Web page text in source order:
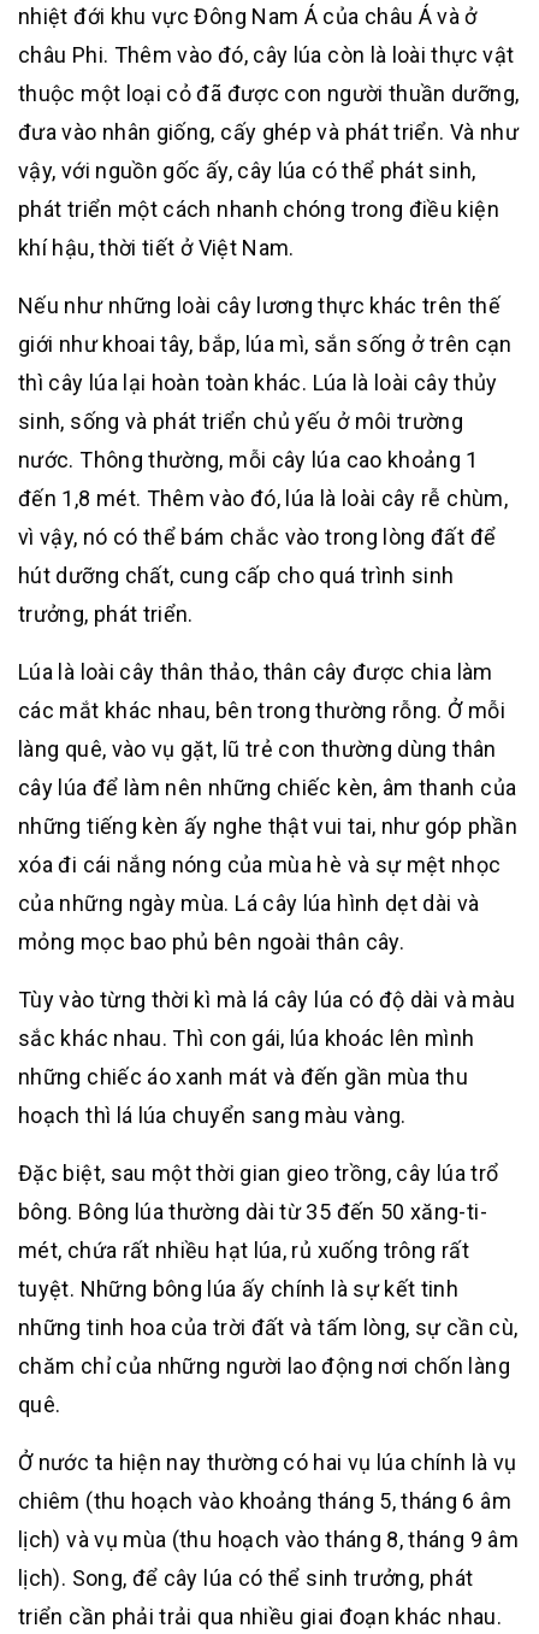
nhiệt đới khu vực Đông Nam Á của châu Á và ở
châu Phi. Thêm vào đó, cây lúa còn là loài thực vật
thuộc một loại cỏ đã được con người thuần dưỡng,
đưa vào nhân giống, cấy ghép và phát triển. Và như
vậy, với nguồn gốc ấy, cây lúa có thể phát sinh,
phát triển một cách nhanh chóng trong điều kiện
khí hậu, thời tiết ở Việt Nam.
Nếu như những loài cây lương thực khác trên thế
giới như khoai tây, bắp, lúa mì, sắn sống ở trên cạn
thì cây lúa lại hoàn toàn khác. Lúa là loài cây thủy
sinh, sống và phát triển chủ yếu ở môi trường
nước. Thông thường, mỗi cây lúa cao khoảng 1
đến 1,8 mét. Thêm vào đó, lúa là loài cây rễ chùm,
vì vậy, nó có thể bám chắc vào trong lòng đất để
hút dưỡng chất, cung cấp cho quá trình sinh
trưởng, phát triển.
Lúa là loài cây thân thảo, thân cây được chia làm
các mắt khác nhau, bên trong thường rỗng. Ở mỗi
làng quê, vào vụ gặt, lũ trẻ con thường dùng thân
cây lúa để làm nên những chiếc kèn, âm thanh của
những tiếng kèn ấy nghe thật vui tai, như góp phần
xóa đi cái nắng nóng của mùa hè và sự mệt nhọc
của những ngày mùa. Lá cây lúa hình dẹt dài và
mỏng mọc bao phủ bên ngoài thân cây.
Tùy vào từng thời kì mà lá cây lúa có độ dài và màu
sắc khác nhau. Thì con gái, lúa khoác lên mình
những chiếc áo xanh mát và đến gần mùa thu
hoạch thì lá lúa chuyển sang màu vàng.
Đặc biệt, sau một thời gian gieo trồng, cây lúa trổ
bông. Bông lúa thường dài từ 35 đến 50 xăng-ti-
mét, chứa rất nhiều hạt lúa, rủ xuống trông rất
tuyệt. Những bông lúa ấy chính là sự kết tinh
những tinh hoa của trời đất và tấm lòng, sự cần cù,
chăm chỉ của những người lao động nơi chốn làng
quê.
Ở nước ta hiện nay thường có hai vụ lúa chính là vụ
chiêm (thu hoạch vào khoảng tháng 5, tháng 6 âm
lịch) và vụ mùa (thu hoạch vào tháng 8, tháng 9 âm
lịch). Song, để cây lúa có thể sinh trưởng, phát
triển cần phải trải qua nhiều giai đoạn khác nhau.